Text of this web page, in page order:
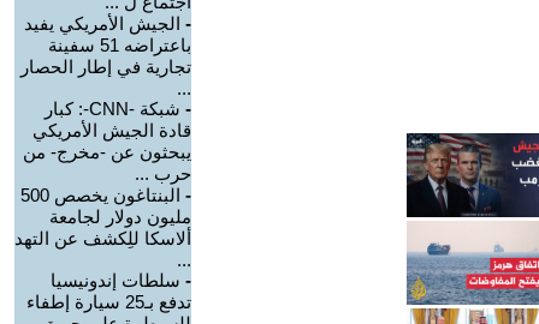
- الجيش الأمريكي يفيد
باعتراضه 51 سفينة
تجارية في إطار الحصار
...
-
شبكة -CNN-: كبار
قادة الجيش الأمريكي
يبحثون عن -مخرج- من
حرب ...
-
البنتاغون يخصص 500
مليون دولار لجامعة
ألاسكا للِكشف عن التهد
...
- سلطات إندونيسيا
تدفع بـ25 سيارة إطفاء